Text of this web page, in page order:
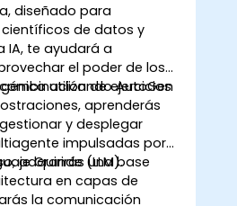
diseñado para
de datos y
IA, te ayudará a
el poder de los
utilizandoAutoGen
de ejercicios
aprenderás
y desplegar
impulsadas por
Grande (LLM).
adquirirás una base
en capas de
la comunicación